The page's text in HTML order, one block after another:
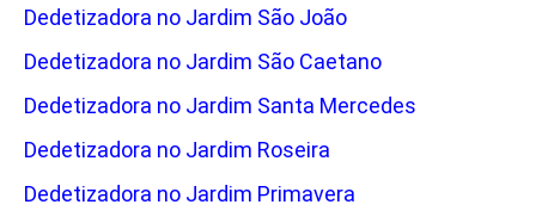
Dedetizadora no Jardim São João
Dedetizadora no Jardim São Caetano
Dedetizadora no Jardim Santa Mercedes
Dedetizadora no Jardim Roseira
Dedetizadora no Jardim Primavera